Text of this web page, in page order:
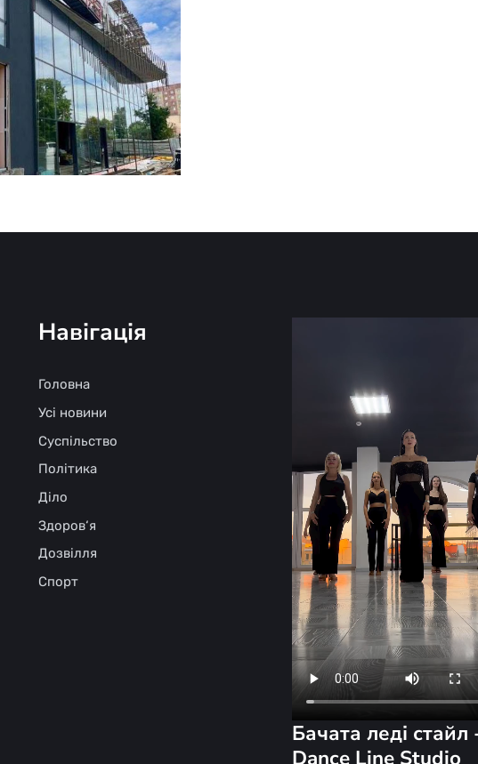
Навігація
Головна
Усі новини
Суспільство
Політика
Діло
Здоров‘я
Дозвілля
Спорт
Бачата леді стайл
Dance Line Studio